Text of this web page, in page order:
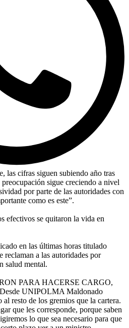
las cifras siguen subiendo año tras
sigue creciendo a nivel
por parte de las autoridades con
como es este”.
efectivos se quitaron la vida en
en las últimas horas titulado
reclaman a las autoridades por
salud mental.
PARA HACERSE CARGO,
Desde UNIPOLMA Maldonado
resto de los gremios que la cartera.
que les corresponde, porque saben
lo que sea necesario para que